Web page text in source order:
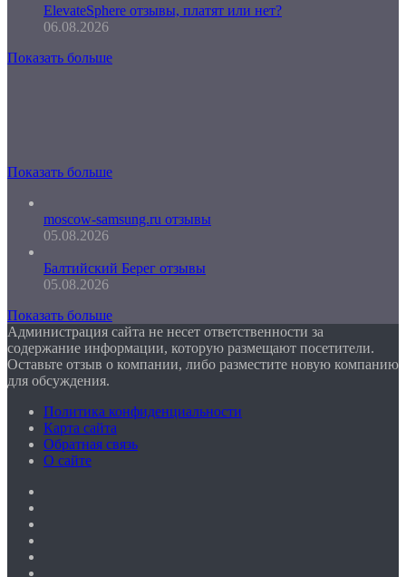
ElevateSphere отзывы, платят или нет?
06.08.2026
Показать больше
Показать больше
moscow-samsung.ru отзывы
05.08.2026
Балтийский Берег отзывы
05.08.2026
Показать больше
Администрация сайта не несет ответственности за
содержание информации, которую размещают посетители.
Оставьте отзыв о компании, либо разместите новую компанию
для обсуждения.
Политика конфиденциальности
Карта сайта
Обратная связь
О сайте